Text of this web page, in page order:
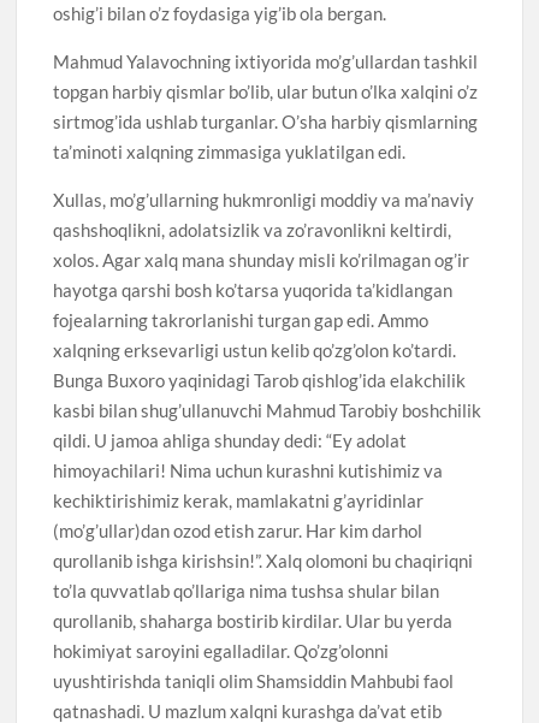
oshig’i bilan o’z foydasiga yig’ib ola bergan.
Mahmud Yalavochning ixtiyorida mo’g’ullardan tashkil
topgan harbiy qismlar bo’lib, ular butun o’lka xalqini o’z
sirtmog’ida ushlab turganlar. O’sha harbiy qismlarning
ta’minoti xalqning zimmasiga yuklatilgan edi.
Xullas, mo’g’ullarning hukmronligi moddiy va ma’naviy
qashshoqlikni, adolatsizlik va zo’ravonlikni keltirdi,
xolos. Agar xalq mana shunday misli ko’rilmagan og’ir
hayotga qarshi bosh ko’tarsa yuqorida ta’kidlangan
fojealarning takrorlanishi turgan gap edi. Ammo
xalqning erksevarligi ustun kelib qo’zg’olon ko’tardi.
Bunga Buxoro yaqinidagi Tarob qishlog’ida elakchilik
kasbi bilan shug’ullanuvchi Mahmud Tarobiy boshchilik
qildi. U jamoa ahliga shunday dedi: “Ey adolat
himoyachilari! Nima uchun kurashni kutishimiz va
kechiktirishimiz kerak, mamlakatni g’ayridinlar
(mo’g’ullar)dan ozod etish zarur. Har kim darhol
qurollanib ishga kirishsin!”. Xalq olomoni bu chaqiriqni
to’la quvvatlab qo’llariga nima tushsa shular bilan
qurollanib, shaharga bostirib kirdilar. Ular bu yerda
hokimiyat saroyini egalladilar. Qo’zg’olonni
uyushtirishda taniqli olim Shamsiddin Mahbubi faol
qatnashadi. U mazlum xalqni kurashga da’vat etib